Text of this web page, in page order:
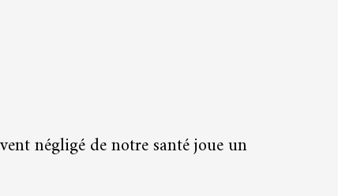
négligé de notre santé joue un